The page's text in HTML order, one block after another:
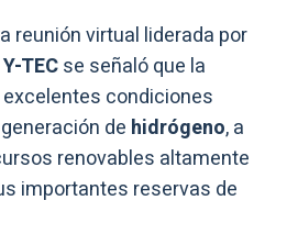
reunión virtual liderada por
Y-TECse señaló que la
condiciones
de hidrógeno, a
renovables altamente
importantes reservas de